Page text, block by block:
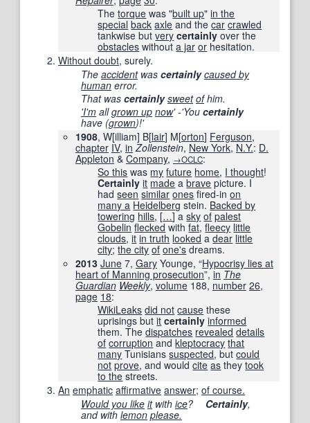
Thetorque was "built up"in the
special back axle and thecar crawled
tankwise butvery certainly over the
obstacles withouta jar or hesitation.
Without doubt, surely.
The accidentwas certainly caused by
human error.
That was certainly sweet ofhim.
'I'm allgrown up now' -'You certainly
have (grown)!'
1908, W[illiam] B[lair] M[orton] Ferguson,
chapter IV, in Zollenstein, New York, N.Y.: D.
Appleton & Company, →OCLC:
So this was my future home, I thought!
Certainly it made abrave picture. I
hadseen similar ones fired-inon
many a Heidelberg stein. Backed by
towering hills, […] asky of palest
Gobelin flecked withfat,fleecy little
clouds,it in truth looked adear little
city;the city of one's dreams.
2013 June 7, Gary Younge, “Hypocrisy lies at
heart of Manning prosecution”, in The
Guardian Weekly, volume 188, number 26,
page 18:
WikiLeaks did not cause these
uprisings butit certainly informed
them. Thedispatches revealed details
of corruption andkleptocracy that
many Tunisianssuspected, butcould
not prove, and wouldcite as theytook
to the streets.
An emphatic affirmative answer; of course.
Would you like itwith ice? Certainly,
and with lemon please.